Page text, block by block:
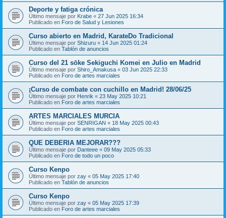
Deporte y fatiga crónica
Último mensaje por Krabe « 27 Jun 2025 16:34
Publicado en Foro de Salud y Lesiones
Curso abierto en Madrid, KarateDo Tradicional
Último mensaje por Shizuru « 14 Jun 2025 01:24
Publicado en Tablón de anuncios
Curso del 21 sōke Sekiguchi Komei en Julio en Madrid
Último mensaje por Shiro_Amakusa « 03 Jun 2025 22:33
Publicado en Foro de artes marciales
¡Curso de combate con cuchillo en Madrid! 28/06/25
Último mensaje por Henrik « 23 May 2025 10:21
Publicado en Foro de artes marciales
ARTES MARCIALES MURCIA
Último mensaje por SENRIGAN « 18 May 2025 00:43
Publicado en Foro de artes marciales
QUE DEBERIA MEJORAR???
Último mensaje por Danteee « 09 May 2025 05:33
Publicado en Foro de todo un poco
Curso Kenpo
Último mensaje por zay « 05 May 2025 17:40
Publicado en Tablón de anuncios
Curso Kenpo
Último mensaje por zay « 05 May 2025 17:39
Publicado en Foro de artes marciales